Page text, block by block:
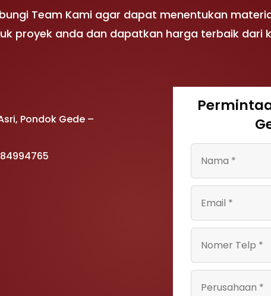
Team Kami agar dapat menentukan
proyek anda dan dapatkan harga terbaik dari
Pondok Gede –